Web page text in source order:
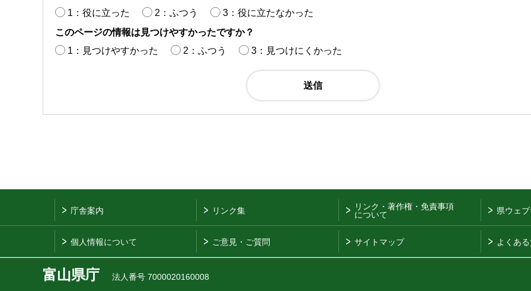
1：役に立った
2：ふつう
3：役に立たなかった
このページの情報は見つけやすかったですか？
1：見つけやすかった
2：ふつう 3：見つけにくかった
庁舎案内 リンク集
リンク・著作権・免責事項
について
県ウェ
個人情報について ご意見・ご質問 サイトマップ よくあ
富山県庁
法人番号 7000020160008